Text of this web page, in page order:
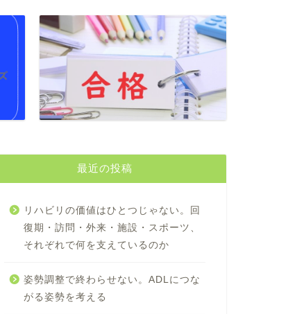
最近の投稿
リハビリの価値はひとつじゃない。回
復期・訪問・外来・施設・スポーツ、
それぞれで何を支えているのか
姿勢調整で終わらせない。ADLにつな
がる姿勢を考える